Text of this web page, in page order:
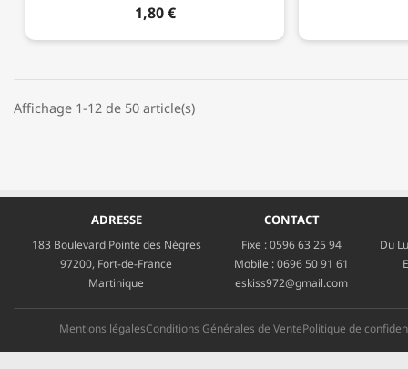
1,80 €
Affichage 1-12 de 50 article(s)
ADRESSE
183 Boulevard Pointe des Nègres
97200, Fort-de-France
Martinique
CONTACT
Fixe :0596 63 25 94
Mobile :0696 50 91 61
eskiss972@gmail.com
Du
Mentions légalesConditions Générales de VentePolitique de